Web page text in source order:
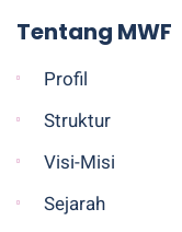
Tentang MWF
Profil
Struktur
Visi-Misi
Sejarah